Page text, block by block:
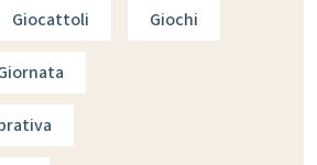
Giocattoli Giochi